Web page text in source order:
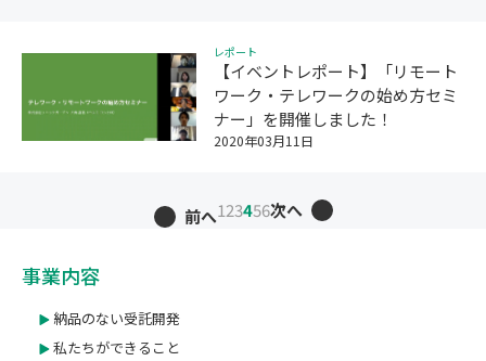
レポート
【イベントレポート】「リモート
ワーク・テレワークの始め方セミ
ナー」を開催しました！
2020年03月11日
前へ123456次へ
事業内容
納品のない受託開発
私たちができること